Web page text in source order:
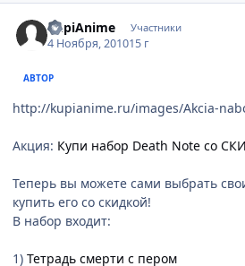
KupiAnime Участники
4 Ноября, 201015 г
АВТОР
http://kupianime.ru/images/Akcia-
Акция: Купи набор Death Note со
Теперь вы можете сами выбрать
купить его со скидкой!
В набор входит:
1) Тетрадь смерти с пером